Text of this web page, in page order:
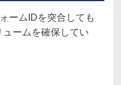
ームIDを突合しても
ームを確保してい